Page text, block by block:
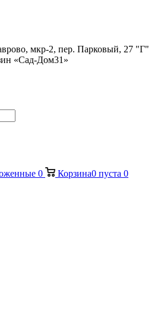
мкр-2, пер. Парковый, 27 "Г"
«Сад-Дом31»
0 Корзина0 пуста 0